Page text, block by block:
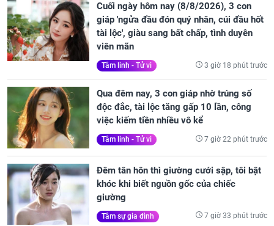
Cuối ngày hôm nay (8/8/2026), 3 con
giáp 'ngửa đầu đón quý nhân, cúi đầu hốt
tài lộc', giàu sang bất chấp, tình duyên
viên mãn
Tâm linh - Tử vi 3 giờ 18 phút trước
Qua đêm nay, 3 con giáp nhờ trúng số
độc đắc, tài lộc tăng gấp 10 lần, công
việc kiếm tiền nhiều vô kể
Tâm linh - Tử vi 7 giờ 22 phút trước
Đêm tân hôn thì giường cưới sập, tôi bật
khóc khi biết nguồn gốc của chiếc
giường
Tâm sự gia đình 7 giờ 33 phút trước